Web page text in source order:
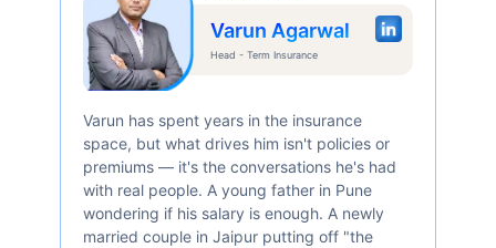
Varun Agarwal
Head - Term Insurance
Varun has spent years in the insurance
space, but what drives him isn't policies or
premiums — it's the conversations he's had
with real people. A young father in Pune
wondering if his salary is enough. A newly
married couple in Jaipur putting off "the